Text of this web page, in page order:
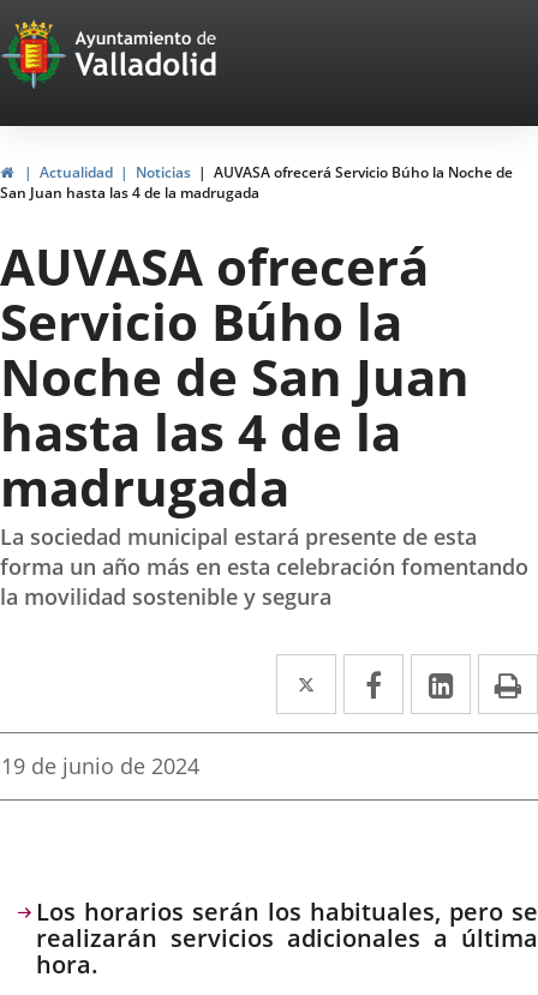
Portal
Web
del
Ayuntamiento
de
Valladolid
InicioActualidad Noticias
AUVASA ofrecerá Servicio Búho la Noche de
San Juan hasta las 4 de la madrugada
AUVASA ofrecerá
Servicio Búho la
Noche de San Juan
hasta las 4 de la
madrugada
La sociedad municipal estará presente de esta
forma un año más en esta celebración fomentando
la movilidad sostenible y segura
Twitter
Enlace
a
aplicación
Facebook
Enlace
a
aplicación
Enlace
a
Fecha
la
19 de junio de 2024
Descripción
Los horarios serán los habituales, pero se
realizarán servicios adicionales a última
hora.